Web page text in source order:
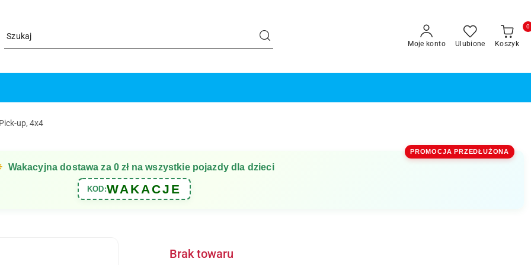
Moje konto Ulubione Koszyk
0
up, 4x4
PROMOCJA PRZEDŁUŻONA
Wakacyjna dostawa za 0 zł na wszystkie pojazdy dla dzieci
KOD:WAKACJE
Brak towaru